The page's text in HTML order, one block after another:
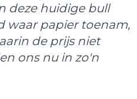
deze huidige bull
waar papier toenam,
de prijs niet
ons nu in zo'n